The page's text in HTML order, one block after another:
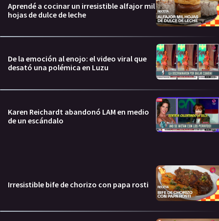
Aprendé a cocinar un irresistible alfajor mil
hojas de dulce de leche
De la emoción al enojo: el video viral que
desató una polémica en Luzu
Karen Reichardt abandonó LAM en medio
de un escándalo
Irresistible bife de chorizo con papa rosti